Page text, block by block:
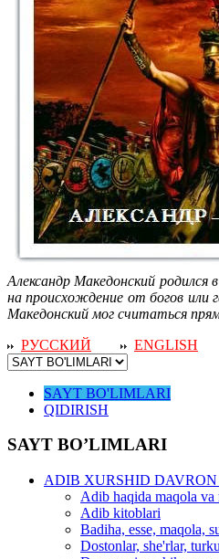
Александр Македонский
на происхождение от богов или
Македонский мог считаться
РУССКИЙ
ENGLISH
SAYT BO'LIMLARI
QIDIRISH
SAYT BO’LIMLARI
ADIB XURSHID
Adib haqida maqola va
Adib kitoblari
Badiha, esse, maqola,
Dostonlar, she'rlar,